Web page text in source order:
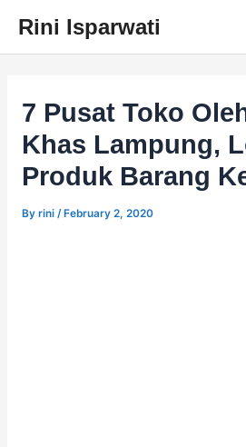
content
Rini Isparwati
7 Pusat Toko
Khas Lampung,
Produk Barang
By rini /February 2, 2020